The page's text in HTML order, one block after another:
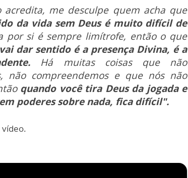
acredita, me desculpe quem acha que
da vida sem Deus é muito difícil de
por si é sempre limítrofe, então o que
dar sentido é a presença Divina, é a
Há muitas coisas que não
não compreendemos e que nós não
quando você tira Deus da jogada e
poderes sobre nada, fica difícil".
vídeo.